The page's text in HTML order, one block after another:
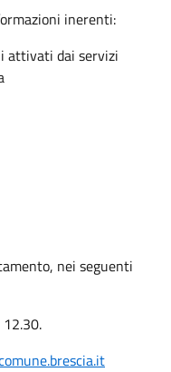
inerenti:
attivati dai servizi
nei seguenti